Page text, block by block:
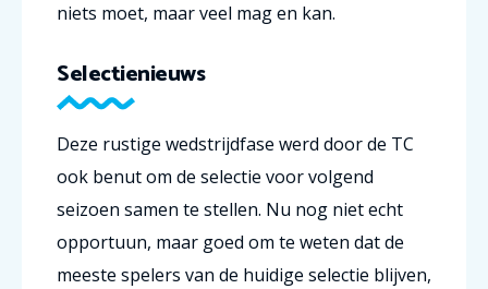
niets moet, maar veel mag en kan.
Selectienieuws
Deze rustige wedstrijdfase werd door de TC
ook benut om de selectie voor volgend
seizoen samen te stellen. Nu nog niet echt
opportuun, maar goed om te weten dat de
meeste spelers van de huidige selectie blijven,